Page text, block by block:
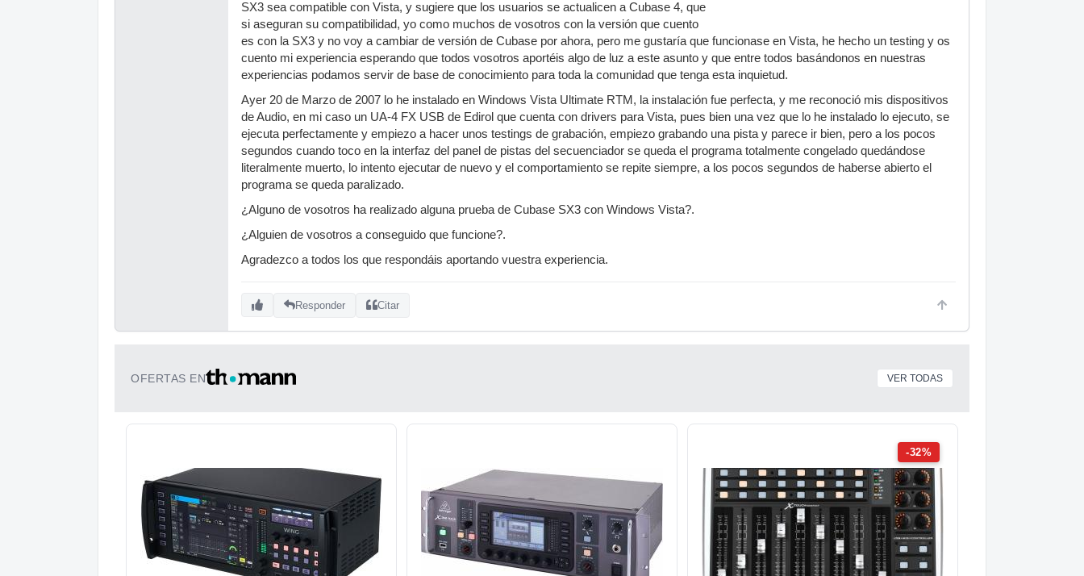
SX3 sea compatible con Vista, y sugiere que los usuarios se actualicen a Cubase 4, que
si aseguran su compatibilidad, yo como muchos de vosotros con la versión que cuento
es con la SX3 y no voy a cambiar de versión de Cubase por ahora, pero me gustaría que funcionase en Vista, he hecho un testing y os
cuento mi experiencia esperando que todos vosotros aportéis algo de luz a este asunto y que entre todos basándonos en nuestras
experiencias podamos servir de base de conocimiento para toda la comunidad que tenga esta inquietud.
Ayer 20 de Marzo de 2007 lo he instalado en Windows Vista Ultimate RTM, la instalación fue perfecta, y me reconoció mis dispositivos
de Audio, en mi caso un UA-4 FX USB de Edirol que cuenta con drivers para Vista, pues bien una vez que lo he instalado lo ejecuto, se
ejecuta perfectamente y empiezo a hacer unos testings de grabación, empiezo grabando una pista y parece ir bien, pero a los pocos
segundos cuando toco en la interfaz del panel de pistas del secuenciador se queda el programa totalmente congelado quedándose
literalmente muerto, lo intento ejecutar de nuevo y el comportamiento se repite siempre, a los pocos segundos de haberse abierto el
programa se queda paralizado.
¿Alguno de vosotros ha realizado alguna prueba de Cubase SX3 con Windows Vista?.
¿Alguien de vosotros a conseguido que funcione?.
Agradezco a todos los que respondáis aportando vuestra experiencia.
Responder Citar
OFERTAS EN VER TODAS
-32%